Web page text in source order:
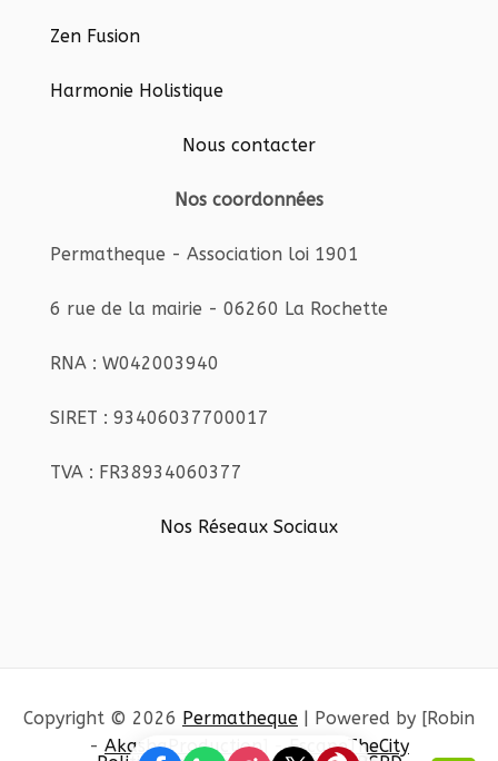
Zen Fusion
Harmonie Holistique
Nous contacter
Nos coordonnées
Permatheque - Association loi 1901
6 rue de la mairie - 06260 La Rochette
RNA : W042003940
SIRET : 93406037700017
TVA : FR38934060377
Nos Réseaux Sociaux
Copyright © 2026 Permatheque | Powered by [Robin
- AkashaProduction] -EscapeTheCity